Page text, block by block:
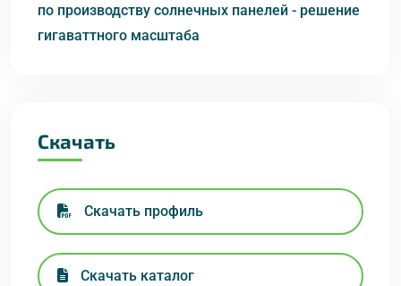
по производству солнечных панелей - решение
гигаваттного масштаба
Скачать
Скачать профиль
Скачать каталог